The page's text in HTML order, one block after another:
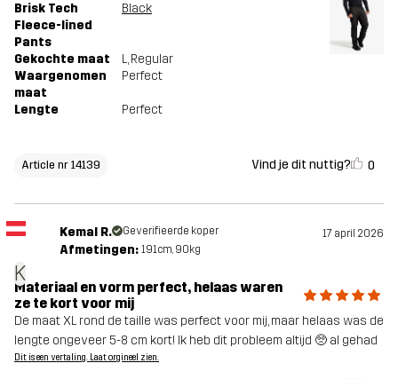
Brisk Tech
Fleece-lined
Pants
Black
Gekochte maat L, Regular
Waargenomen
maat
Perfect
Lengte Perfect
Article nr 14139 Vind je dit nuttig? 0
K
Kemal R. Geverifieerde koper 17 april 2026
Afmetingen: 191cm, 90kg
Materiaal en vorm perfect, helaas waren
ze te kort voor mij
De maat XL rond de taille was perfect voor mij, maar helaas was de
lengte ongeveer 5-8 cm kort! Ik heb dit probleem altijd 🥺 al gehad
Dit is een vertaling. Laat orgineel zien.